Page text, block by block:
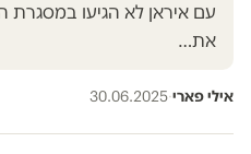
את…
אילי פארי·
30.06.2025